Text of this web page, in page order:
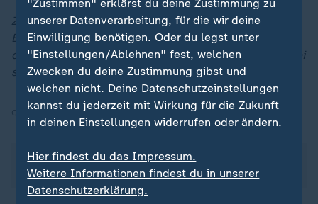
Zusammenfassungen und Highlights der Fußball-
Bundesliga finden Sie in derEnglischen Woche
dienstags, mittwochs und donnerstags ab 0:00 Uhr bei
sportstudio.de.
Über dieses Thema berichtet das ZDFsportstudio am
15.01.2026 ab 0:00 Uhr in seinen Bundesliga-Clips.
"Zustimmen" erklärst du deine Zustimmung zu
unserer Datenverarbeitung, für die wir deine
Einwilligung benötigen. Oder du legst unter
"Einstellungen/Ablehnen" fest, welchen
Zwecken du deine Zustimmung gibst und
welchen nicht. Deine Datenschutzeinstellungen
kannst du jederzeit mit Wirkung für die Zukunft
in deinen Einstellungen widerrufen oder ändern.
Hier findest du das Impressum.
Weitere Informationen findest du in unserer
Datenschutzerklärung.